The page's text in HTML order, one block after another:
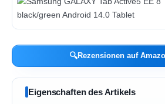
🔍Rezensionen auf
Eigenschaften des Artikels